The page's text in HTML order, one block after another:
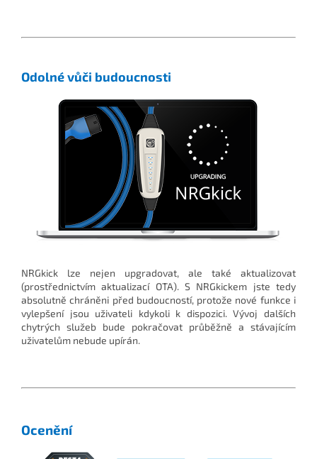
Odolné vůči budoucnosti
NRGkick lze nejen upgradovat, ale také aktualizovat
(prostřednictvím aktualizací OTA). S NRGkickem jste tedy
absolutně chráněni před budoucností, protože nové funkce i
vylepšení jsou uživateli kdykoli k dispozici. Vývoj dalších
chytrých služeb bude pokračovat průběžně a stávajícím
uživatelům nebude upírán.
Ocenění